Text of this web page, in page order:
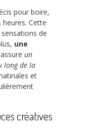
pour boire,
Cette
de
une
assure un
long de la
et
créatives